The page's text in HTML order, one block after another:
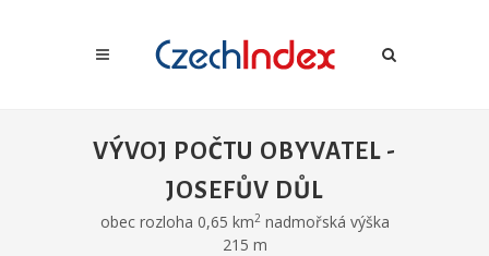
VÝVOJ POČTU OBYVATEL -
JOSEFŮV DŮL
obec rozloha 0,65 km2nadmořská výška
215 m